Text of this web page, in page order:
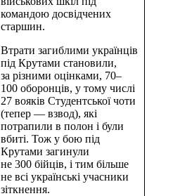
командою досвідчених
старшин.
Втрати загиблими українців
під Крутами становили,
за різними оцінками, 70–
100 оборонців, у тому числі
27 вояків Студентської чоти
(тепер — взвод), які
потрапили в полон і були
вбиті. Тож у бою під
Крутами загинули
не 300 бійців, і тим більше
не всі українські учасники
зіткнення.